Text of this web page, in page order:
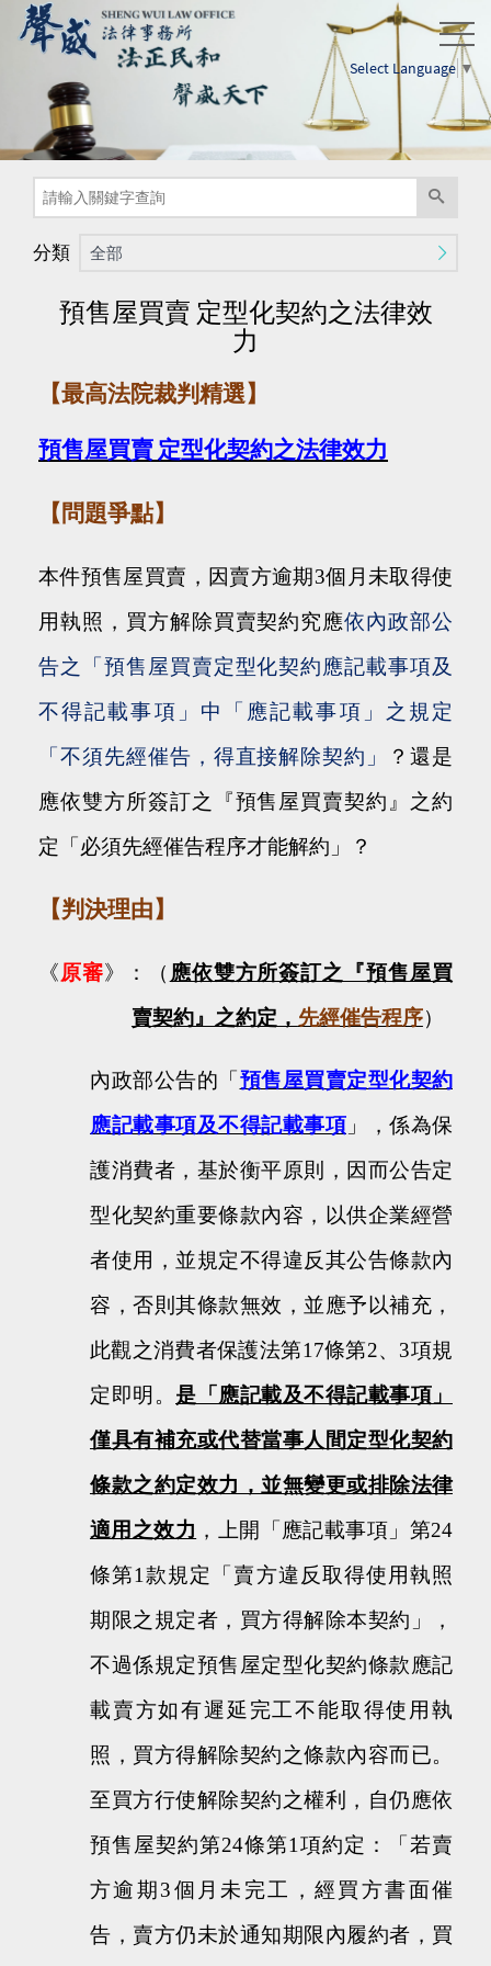
Select Language ▼
分類 全部
預售屋買賣 定型化契約之法律效
力
【最高法院裁判精選】
預售屋買賣 定型化契約之法律效力
【 問題爭點】
本件預售屋買賣，因賣方逾期3個月未取得使
用執照，買方解除買賣契約究應依內政部公
告之「預售屋買賣定型化契約應記載事項及
不得記載事項」中「應記載事項」之規定
「不須先經催告，得直接解除契約」
？還是
應依雙方所簽訂之『預售屋買賣契約』之約
定「必須先經催告程序才能解約」？
【判決理由】
《原審》：（ 應依雙方所簽訂之『預售屋買
賣契約』之約定， 先經催告程序）
內政部公告的「 預售屋買賣定型化契約
應記載事項及不得記載事項 」，係為保
護消費者，基於衡平原則，因而公告定
型化契約重要條款內容，以供企業經營
者使用，並規定不得違反其公告條款內
容，否則其條款無效，並應予以補充，
此觀之消費者保護法第17條第2、 3項規
定即明。 是「應記載及不得記載事項」
僅具有補充或代替當事人間定型化契約
條款之約定效力，並無變更或排除法律
適用之效力 ，上開「應記載事項」第24
條第1 款規定「賣方違反取得使用執照
期限之規定者，買方得解除本契約」，
不過係規定預售屋定型化契約條款應記
載賣方如有遲延完工不能取得使用執
照，買方得解除契約之條款內容而已。
至買方行使解除契約之權利，自仍應依
預售屋契約第24條第1 項約定：「若賣
方逾期 3個月未完工，經買方書面催
告，賣方仍未於通知期限內履約者，買